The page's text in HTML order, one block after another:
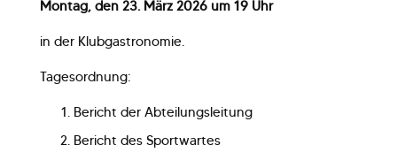
Montag, den 23. März 2026 um 19 Uhr
in der Klubgastronomie.
Tagesordnung:
Bericht der Abteilungsleitung
Bericht des Sportwartes